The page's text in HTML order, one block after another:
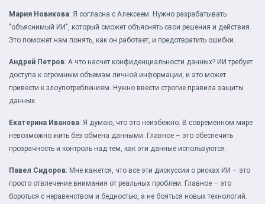
Мария Новикова: Я согласна с Алексеем. Нужно разрабатывать
"объяснимый ИИ", который сможет объяснять свои решения и действия.
Это поможет нам понять, как он работает, и предотвратить ошибки.
Андрей Петров: А что насчет конфиденциальности данных? ИИ требует
доступа к огромным объемам личной информации, и это может
привести к злоупотреблениям. Нужно ввести строгие правила защиты
данных.
Екатерина Иванова: Я думаю, что это неизбежно. В современном мире
невозможно жить без обмена данными. Главное – это обеспечить
прозрачность и контроль над тем, как эти данные используются.
Павел Сидоров: Мне кажется, что все эти дискуссии о рисках ИИ – это
просто отвлечение внимания от реальных проблем. Главное – это
бороться с неравенством и бедностью, а не бояться новых технологий.